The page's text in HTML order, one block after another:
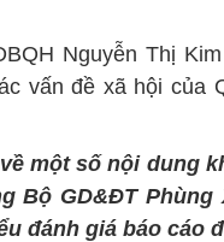
Nguyễn Thị
vấn đề xã hội của
một số nội dung
Bộ GD&ĐT
đánh giá báo cáo